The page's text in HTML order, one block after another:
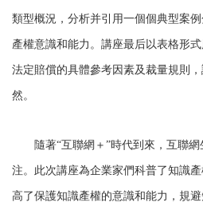
類型概況，分析并引用一個個典型案
產權意識和能力。講座最后以表格形
法定賠償的具體參考因素及裁量規則
然。
隨著“互聯網＋”時代到來，互聯網
注。此次講座為企業家們科普了知識
高了保護知識產權的意識和能力，規